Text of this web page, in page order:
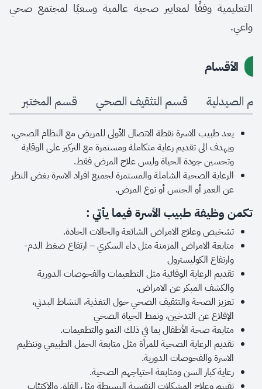
التعليمية وفقًا لمعايير صحية عالمية وسعيًا لمجتمع صحي
واعي.
الأقسام
الصيدلية
قسم التثقيف الصحي قسم المختبر
يعد طبيب الاسرة نقطة الاتصال الأولى للمريض مع النظام الصحي،
ويهدف الى تقديم رعاية متكاملة ومستمرة مع التركيز على الوقاية
وتحسين جودة الحياة وليس علاج المرض فقط.
الرعاية الصحية الشاملة والمستمرة لجميع افراد الاسرة بغض النظر
عن العمر أو الجنس أو نوع المرض.
تكمن وظيفة طبيب الأسرة فيما يأتي :
تشخيص وعلاج الامراض الشائعة والحالات الحادة.
متابعة الامراض المزمنة مثل داء السكري – ارتفاع ضغط الدم-
وارتفاع الكوليسترول
تقديم الرعاية الوقائية مثل التطعيمات والفحوصات الدورية
والكشف المبكر عن الامراض.
تعزيز الصحة والتثقيف الصحي حول التغذية، النشاط البدني،
الإقلاع عن التدخين، ونمط الحياة الصحي
متابعة صحة الأطفال بما في ذلك النمو والتطعيمات.
تقديم الرعاية الصحية للمرأة مثل متابعة الحمل الطبيعي وتنظيم
الاسرة والفحوصات الدورية.
رعاية كبار السن ومتابعة احتياجهم الصحية.
تقييم وعلاج المشكلات النفسية البسيطة مثل القلق والاكتئاب